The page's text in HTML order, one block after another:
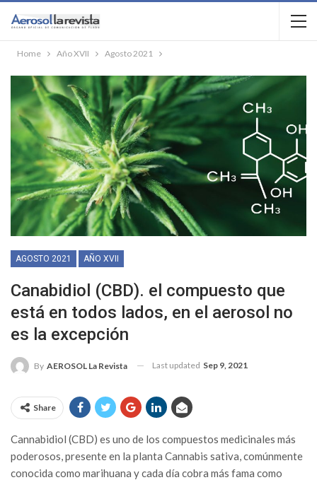
Home Año XVII Agosto 2021
AGOSTO 2021 AÑO XVII
Canabidiol (CBD). el compuesto que
está en todos lados, en el aerosol no
es la excepción
By AEROSOL La Revista Last updated Sep 9, 2021
Share
Cannabidiol (CBD) es uno de los compuestos medicinales más
poderosos, presente en la planta Cannabis sativa, comúnmente
conocida como marihuana y cada día cobra más fama como